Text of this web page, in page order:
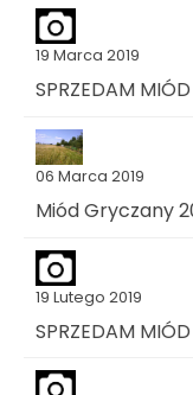
19 Marca 2019
SPRZEDAM
06 Marca 2019
Miód Gryczany
19 Lutego 2019
SPRZEDAM